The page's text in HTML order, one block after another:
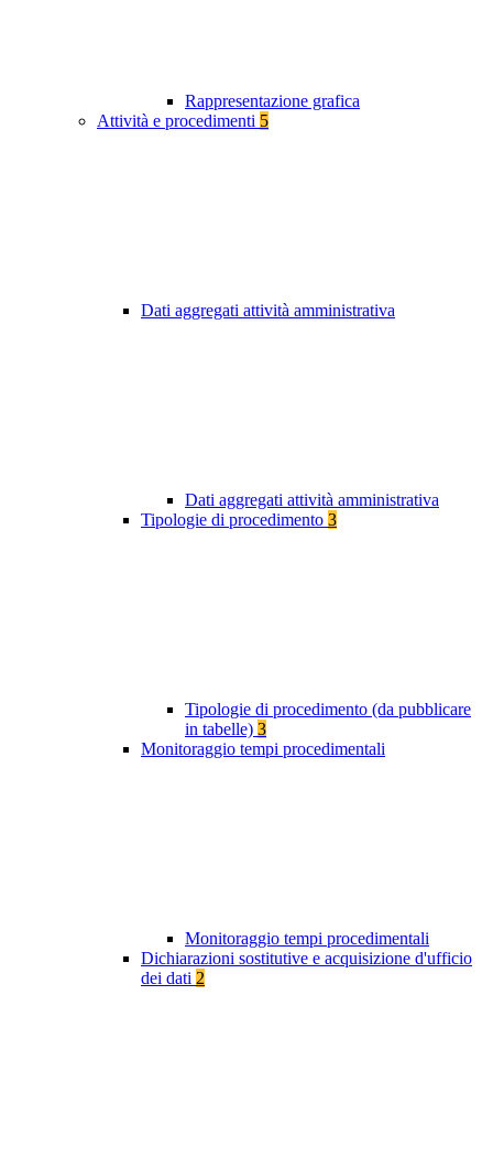
Rappresentazione grafica
Attività e procedimenti 5
Dati aggregati attività amministrativa
Dati aggregati attività amministrativa
Tipologie di procedimento 3
Tipologie di procedimento (da pubblicare
in tabelle) 3
Monitoraggio tempi procedimentali
Monitoraggio tempi procedimentali
Dichiarazioni sostitutive e acquisizione d'ufficio
dei dati 2